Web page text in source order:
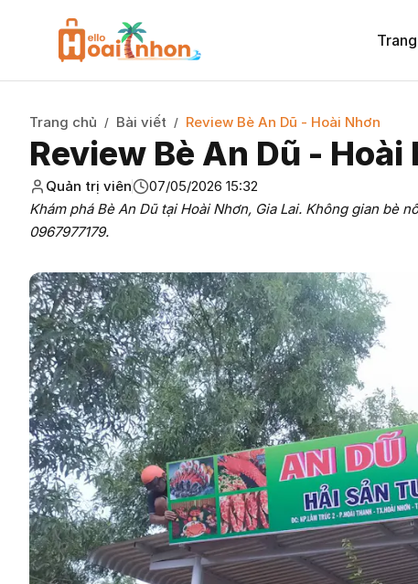
Trang chủ / Bài viết / Review Bè An Dũ - Hoài Nhơn
Review Bè An Dũ - Hoài
Quản trị viên
07/05/2026 15:32
Khám phá Bè An Dũ tại Hoài Nhơn, Gia Lai. Không gian bè
0967977179.